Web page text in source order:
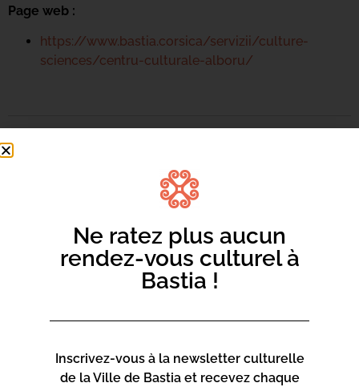
Page web :
https://www.bastia.corsica/servizii/culture-
sciences/centru-culturale-alboru/
Centru culturale Alb’Oru
04 95 47 47 00
Ne ratez plus aucun
rendez-vous culturel à
Bastia !
Inscrivez-vous à la newsletter culturelle
de la Ville de Bastia et recevez chaque